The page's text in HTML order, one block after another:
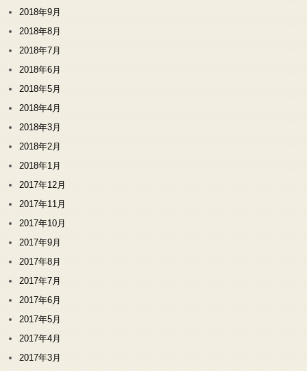
2018年9月
2018年8月
2018年7月
2018年6月
2018年5月
2018年4月
2018年3月
2018年2月
2018年1月
2017年12月
2017年11月
2017年10月
2017年9月
2017年8月
2017年7月
2017年6月
2017年5月
2017年4月
2017年3月